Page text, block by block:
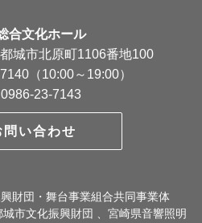
合文化ホール
城市北原町1106番地100
（10:00～19:00）
23-7143
問い合わせ
財団・舞台事業組合共同事業体
市文化振興財団 、宮崎県音響照明